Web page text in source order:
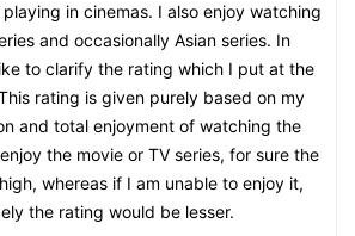
in cinemas. I also enjoy watching
and occasionally Asian series. In
to clarify the rating which I put at the
rating is given purely based on my
and total enjoyment of watching the
the movie or TV series, for sure the
whereas if I am unable to enjoy it,
the rating would be lesser.